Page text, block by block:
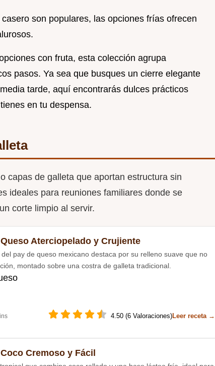
son populares, las opciones frías ofrecen
con fruta, esta colección agrupa
pasos. Ya sea que busques un cierre elegante
tarde, aquí encontrarás dulces prácticos
en tu despensa.
capas de galleta que aportan estructura sin
ideales para reuniones familiares donde se
corte limpio al servir.
Aterciopelado y Crujiente
del pay de queso mexicano destaca por su relleno suave que no
montado sobre una costra de galleta tradicional.
4.50 (6 Valoraciones)Leer receta →
Cremoso y Fácil